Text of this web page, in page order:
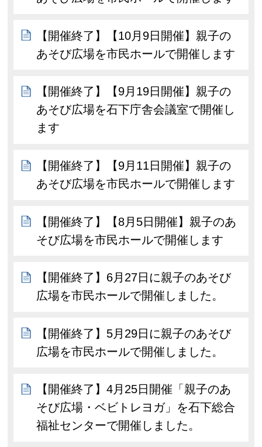
【開催終了】【10月9日開催】親子の
あそび広場を市民ホールで開催します
【開催終了】【9月19日開催】親子の
あそび広場を石下庁舎会議室で開催し
ます
【開催終了】【9月11日開催】親子の
あそび広場を市民ホールで開催します
【開催終了】【8月5日開催】親子のあ
そび広場を市民ホールで開催します
【開催終了】6月27日に親子のあそび
広場を市民ホールで開催しました。
【開催終了】5月29日に親子のあそび
広場を市民ホールで開催しました。
【開催終了】4月25日開催「親子のあ
そび広場・ベビトレヨガ」を石下総合
福祉センターで開催しました。